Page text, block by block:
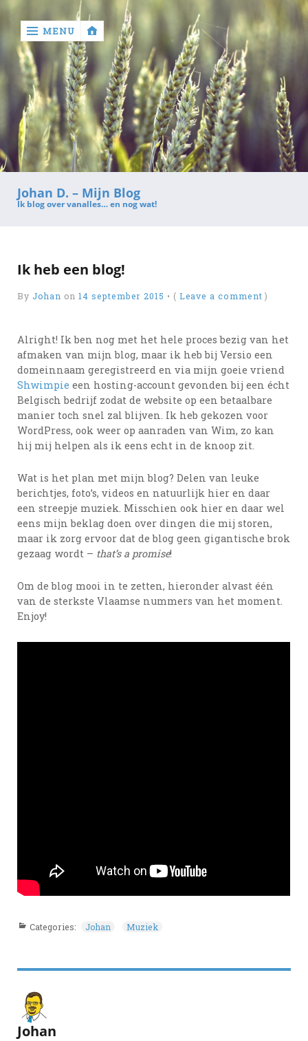
‹
return
Contact
MENU
Johan D. – Mijn Blog
Ik blog over vanalles… en nog wat!
Ik heb een blog!
By Johan on14 september 2015 • ( Leave a comment )
Alright! Ik ben nog met het hele proces bezig van het
afmaken van mijn blog, maar ik heb bij Versio een
domeinnaam geregistreerd en via mijn goeie vriend
Shwimpie een hosting-account gevonden bij een écht
Belgisch bedrijf zodat de website op een betaalbare
manier toch snel zal blijven. Ik heb gekozen voor
WordPress, ook weer op aanraden van Wim, zo kan
hij mij helpen als ik eens echt in de knoop zit.
Wat is het plan met mijn blog? Delen van leuke
berichtjes, foto’s, videos en natuurlijk hier en daar
een streepje muziek. Misschien ook hier en daar wel
eens mijn beklag doen over dingen die mij storen,
maar ik zorg ervoor dat de blog geen gigantische brok
gezaag wordt – that’s a promise!
Om de blog mooi in te zetten, hieronder alvast één
van de sterkste Vlaamse nummers van het moment.
Enjoy!
Categories: Johan Muziek
Johan